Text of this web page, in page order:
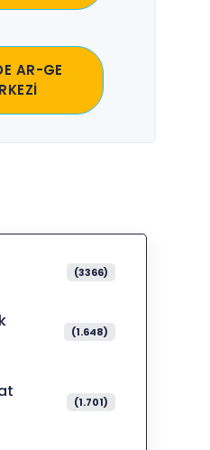
AR-GE
(3366)
(1.648)
(1.701)